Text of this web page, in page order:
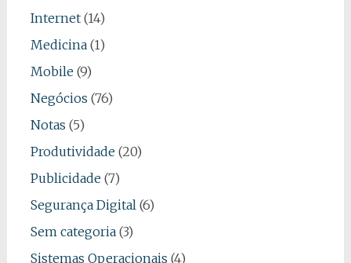
Internet(14)
Medicina(1)
Mobile (9)
Negócios (76)
Notas (5)
Produtividade (20)
Publicidade (7)
Segurança Digital(6)
Sem categoria(3)
Sistemas Operacionais (4)